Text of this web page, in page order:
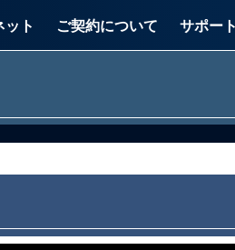
ト ご契約について サポー